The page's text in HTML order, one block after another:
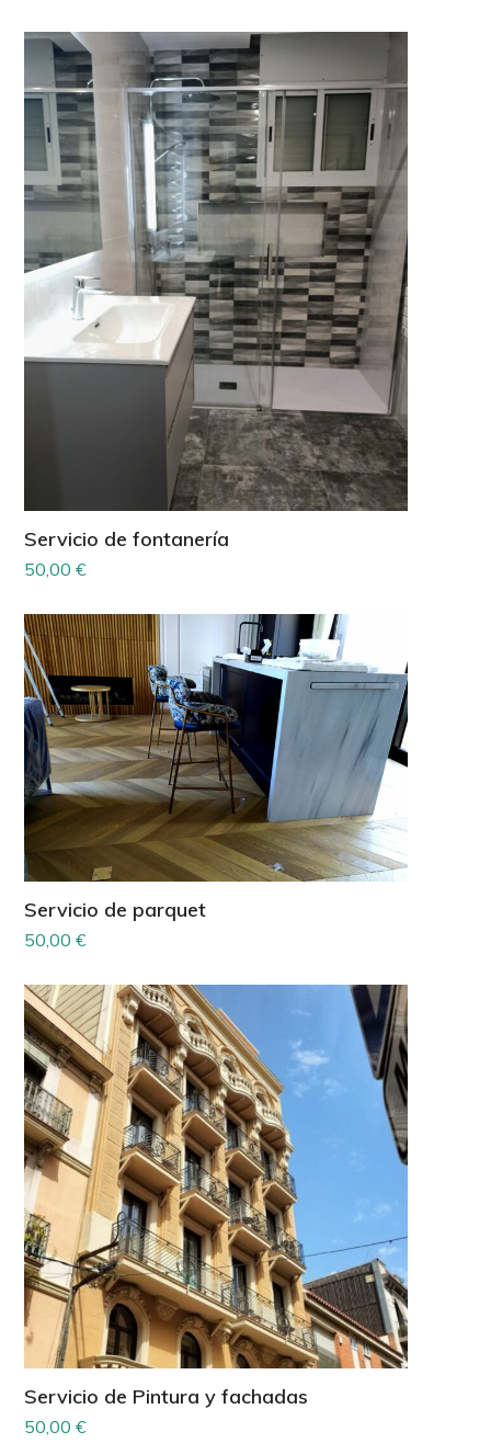
Servicio de fontanería
50,00€
Servicio de parquet
50,00€
Servicio de Pintura y fachadas
50,00€